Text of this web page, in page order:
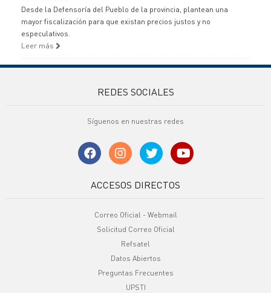
Desde la Defensoría del Pueblo de la provincia, plantean una
mayor fiscalización para que existan precios justos y no
especulativos.
Leer más
REDES SOCIALES
Síguenos en nuestras redes
ACCESOS DIRECTOS
Correo Oficial - Webmail
Solicitud Correo Oficial
Refsatel
Datos Abiertos
Preguntas Frecuentes
UPSTI